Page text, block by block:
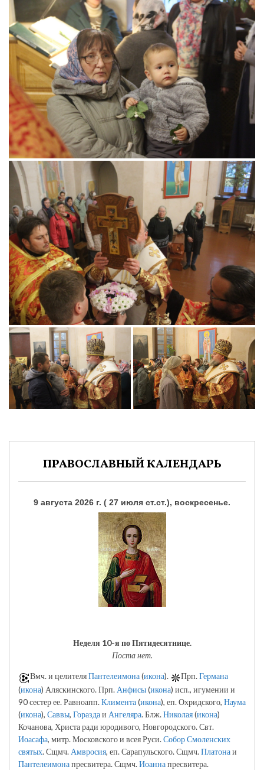
ПРАВОСЛАВНЫЙ КАЛЕНДАРЬ
9 августа 2026 г. ( 27 июля ст.ст.), воскресенье.
Неделя 10-я по Пятидесятнице.
Поста нет.
Вмч. и целителяПантелеимона(икона). Прп.Германа
(икона) Аляскинского. Прп.Анфисы(икона) исп., игумении и
90 сестер ее. Равноапп.Климента(икона), еп. Охридского, Наума
(икона), Саввы, Гораздаи Ангеляра. Блж.Николая(икона)
Кочанова, Христа ради юродивого, Новгородского. Свт.
Иоасафа, митр. Московского и всея Руси.Собор Смоленских
святых. Сщмч.Амвросия, еп. Сарапульского. Сщмч.Платонаи
Пантелеимонапресвитера. Сщмч.Иоаннапресвитера.